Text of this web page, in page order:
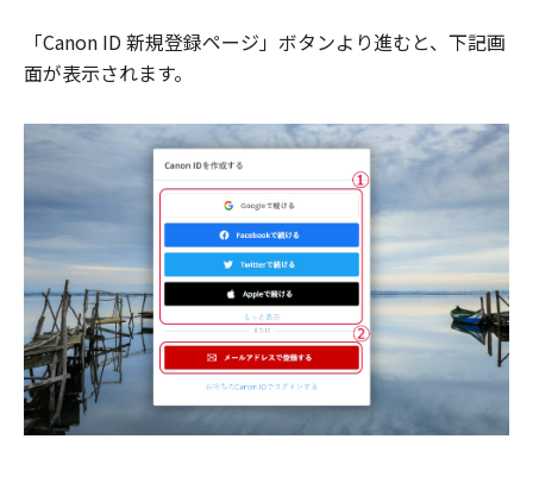
「Canon ID 新規登録ページ」ボタンより進むと、下記画
面が表示されます。